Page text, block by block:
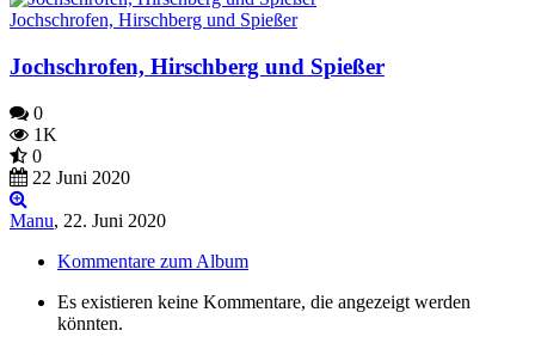
Jochschrofen, Hirschberg und Spießer
Jochschrofen, Hirschberg und Spießer
0
1K
0
22 Juni 2020
Manu, 22. Juni 2020
Kommentare zum Album
Es existieren keine Kommentare, die angezeigt werden
könnten.